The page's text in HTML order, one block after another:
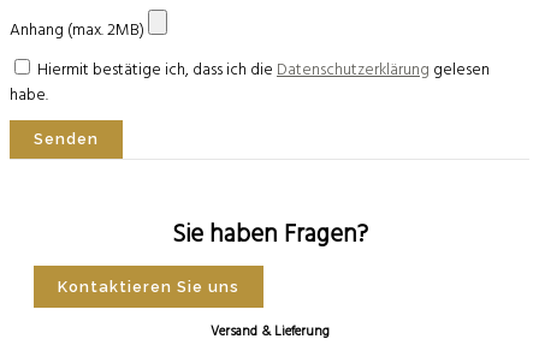
Anhang (max. 2MB)
Hiermit bestätige ich, dass ich dieDatenschutzerklärung gelesen
habe.
Senden
Sie haben Fragen?
Kontaktieren Sie uns
Versand & Lieferung